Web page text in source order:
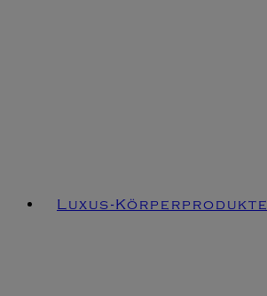
Luxus-Körperprodukte